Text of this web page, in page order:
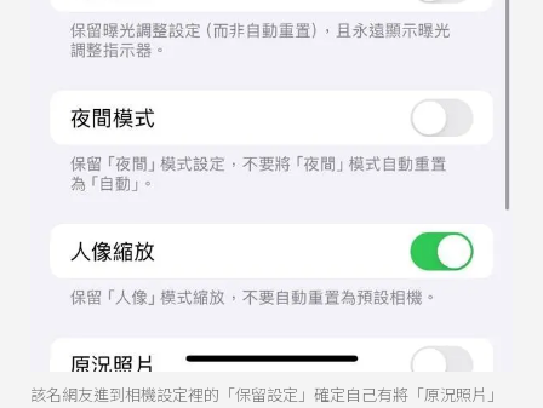
該名網友進到相機設定裡的「保留設定」確定自己有將「原況照片」